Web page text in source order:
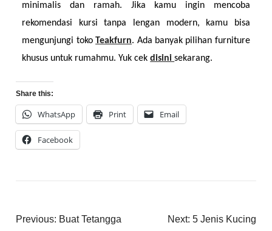
minimalis dan ramah. Jika kamu ingin mencoba
rekomendasi kursi tanpa lengan modern, kamu bisa
mengunjungi toko Teakfurn. Ada banyak pilihan furniture
khusus untuk rumahmu. Yuk cek disini sekarang.
Share this:
WhatsApp Print Email
Facebook
Previous: Buat Tetangga
Next: 5 Jenis Kucing